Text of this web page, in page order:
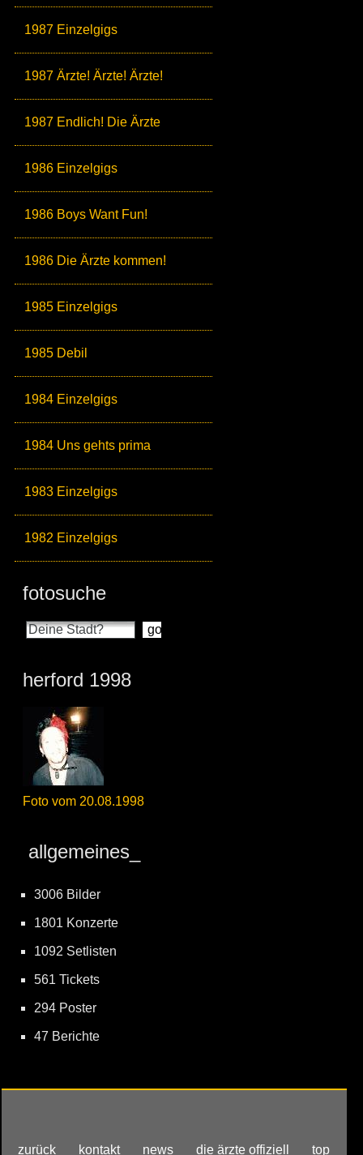
1987 Einzelgigs
1987 Ärzte! Ärzte! Ärzte!
1987 Endlich! Die Ärzte
1986 Einzelgigs
1986 Boys Want Fun!
1986 Die Ärzte kommen!
1985 Einzelgigs
1985 Debil
1984 Einzelgigs
1984 Uns gehts prima
1983 Einzelgigs
1982 Einzelgigs
fotosuche
herford 1998
Foto vom 20.08.1998
allgemeines_
3006 Bilder
1801 Konzerte
1092 Setlisten
561 Tickets
294 Poster
47 Berichte
zurück kontakt news die ärzte offiziell top